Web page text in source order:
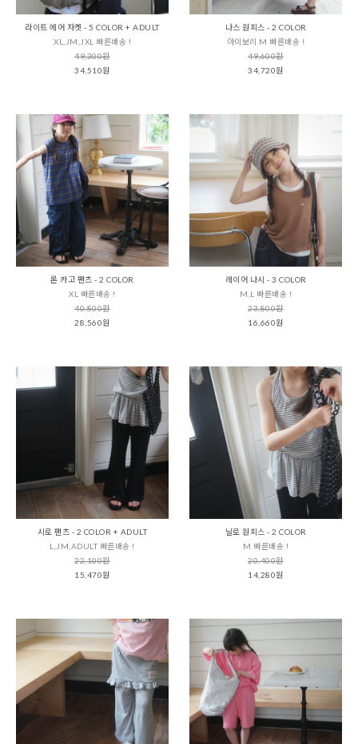
라이트 에어 자켓 - 5 COLOR + ADULT
XL,JM,JXL 빠른배송 !
49,300원
34,510원
나스 원피스 - 2 COLOR
아이보리 M 빠른배송 !
49,600원
34,720원
론 카고 팬츠 - 2 COLOR
XL 빠른배송 !
40,800원
28,560원
레이어 나시 - 3 COLOR
M,L 빠른배송 !
23,800원
16,660원
시로 팬츠 - 2 COLOR + ADULT
L,JM,ADULT 빠른배송 !
22,100원
15,470원
닐로 원피스 - 2 COLOR
M 빠른배송 !
20,400원
14,280원